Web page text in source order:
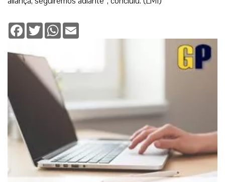
Facebook
TwitterWhatsApp